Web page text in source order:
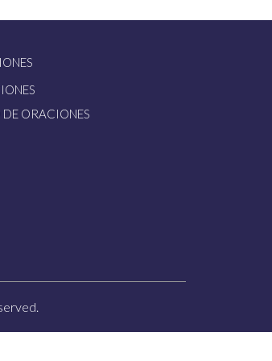
en
del Itinerario
Buenos
DE ORACIONES